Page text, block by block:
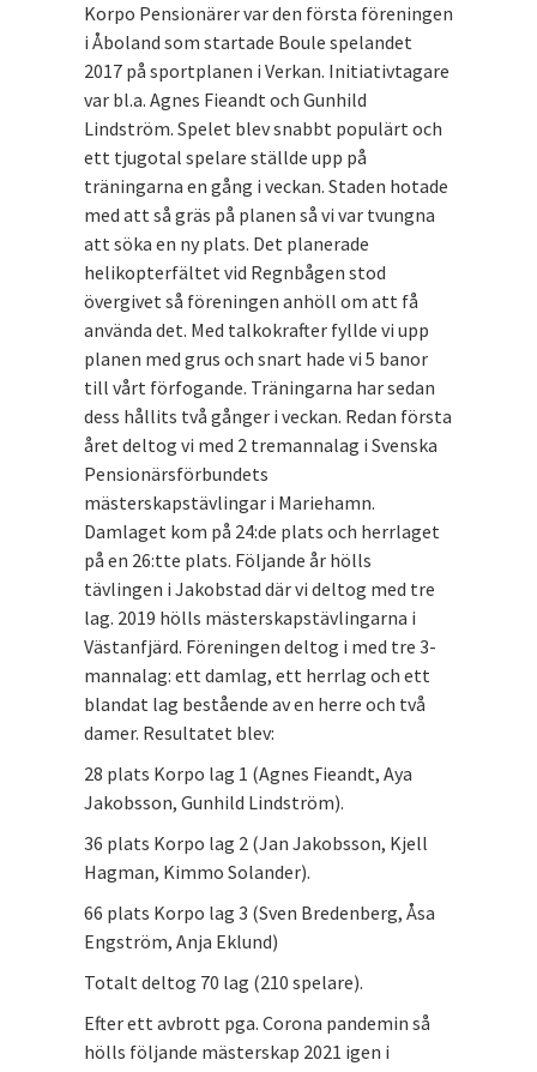
Korpo Pensionärer var den första föreningen
i Åboland som startade Boule spelandet
2017 på sportplanen i Verkan. Initiativtagare
var bl.a. Agnes Fieandt och Gunhild
Lindström. Spelet blev snabbt populärt och
ett tjugotal spelare ställde upp på
träningarna en gång i veckan. Staden hotade
med att så gräs på planen så vi var tvungna
att söka en ny plats. Det planerade
helikopterfältet vid Regnbågen stod
övergivet så föreningen anhöll om att få
använda det. Med talkokrafter fyllde vi upp
planen med grus och snart hade vi 5 banor
till vårt förfogande. Träningarna har sedan
dess hållits två gånger i veckan. Redan första
året deltog vi med 2 tremannalag i Svenska
Pensionärsförbundets
mästerskapstävlingar i Mariehamn.
Damlaget kom på 24:de plats och herrlaget
på en 26:tte plats. Följande år hölls
tävlingen i Jakobstad där vi deltog med tre
lag. 2019 hölls mästerskapstävlingarna i
Västanfjärd. Föreningen deltog i med tre 3-
mannalag: ett damlag, ett herrlag och ett
blandat lag bestående av en herre och två
damer. Resultatet blev:
28 plats Korpo lag 1 (Agnes Fieandt, Aya
Jakobsson, Gunhild Lindström).
36 plats Korpo lag 2 (Jan Jakobsson, Kjell
Hagman, Kimmo Solander).
66 plats Korpo lag 3 (Sven Bredenberg, Åsa
Engström, Anja Eklund)
Totalt deltog 70 lag (210 spelare).
Efter ett avbrott pga. Corona pandemin så
hölls följande mästerskap 2021 igen i